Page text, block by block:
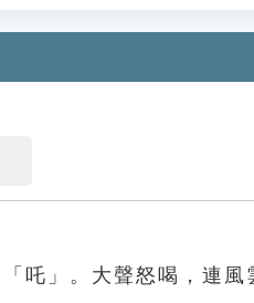
吒」。大聲怒喝，連